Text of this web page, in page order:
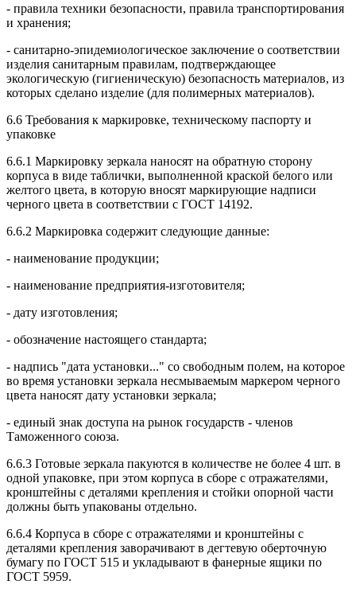
- правила техники безопасности, правила транспортирования
и хранения;
- санитарно-эпидемиологическое заключение о соответствии
изделия санитарным правилам, подтверждающее
экологическую (гигиеническую) безопасность материалов, из
которых сделано изделие (для полимерных материалов).
6.6 Требования к маркировке, техническому паспорту и
упаковке
6.6.1 Маркировку зеркала наносят на обратную сторону
корпуса в виде таблички, выполненной краской белого или
желтого цвета, в которую вносят маркирующие надписи
черного цвета в соответствии с ГОСТ 14192.
6.6.2 Маркировка содержит следующие данные:
- наименование продукции;
- наименование предприятия-изготовителя;
- дату изготовления;
- обозначение настоящего стандарта;
- надпись "дата установки..." со свободным полем, на которое
во время установки зеркала несмываемым маркером черного
цвета наносят дату установки зеркала;
- единый знак доступа на рынок государств - членов
Таможенного союза.
6.6.3 Готовые зеркала пакуются в количестве не более 4 шт. в
одной упаковке, при этом корпуса в сборе с отражателями,
кронштейны с деталями крепления и стойки опорной части
должны быть упакованы отдельно.
6.6.4 Корпуса в сборе с отражателями и кронштейны с
деталями крепления заворачивают в дегтевую оберточную
бумагу по ГОСТ 515 и укладывают в фанерные ящики по
ГОСТ 5959.